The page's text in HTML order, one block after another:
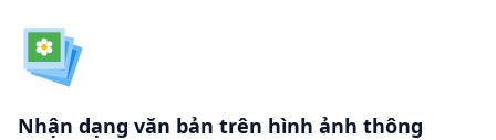
Nhận dạng văn bản trên hình ảnh thông